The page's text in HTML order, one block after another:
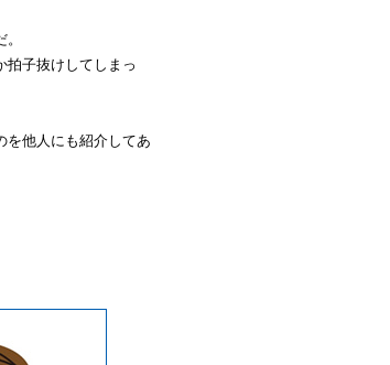
拍子抜けしてしまっ
を他人にも紹介してあ